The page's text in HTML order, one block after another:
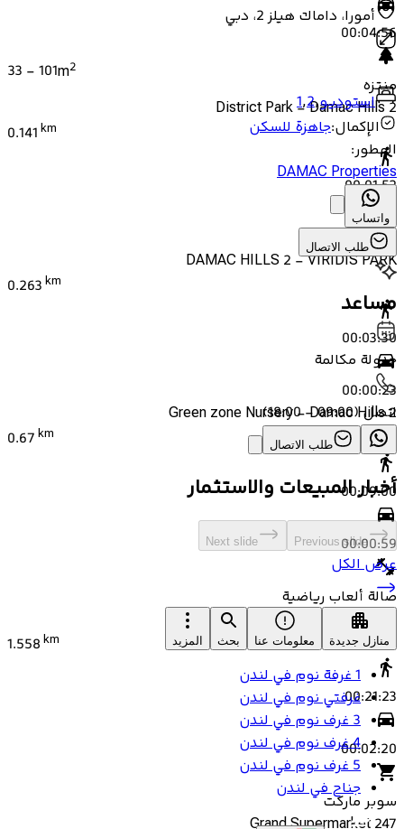
00:04:56
منتزه
District Park - Damac Hills 2
0.141 km
00:01:52
00:00:12
DAMAC HILLS 2 - VIRIDIS PARK
0.263 km
00:03:30
00:00:23
Green zone Nursery - Damac Hills 2
0.67 km
00:09:00
00:00:59
صالة ألعاب رياضية
Friday night Camp Alqudra
1.558 km
00:21:23
00:02:20
سوبر ماركت
أمورا، داماك هيلز 2، دبي
33 - 101m2
استوديو,
1,2
الإكمال:جاهزة للسكن
المطور:
DAMAC Properties
واتساب
طلب الاتصال
مساعد
جدولة مكالمة
اتصل(
09:00 - 18:00
)
طلب الاتصال
أخبار المبيعات والاستثمار
Previous slide
Next slide
عرض الكل
منازل جديدة معلومات عنا بحث المزيد
1 غرفة نوم في لندن
غرفتي نوم في لندن
3 غرف نوم في لندن
4 غرف نوم في لندن
5 غرف نوم في لندن
جناح في لندن